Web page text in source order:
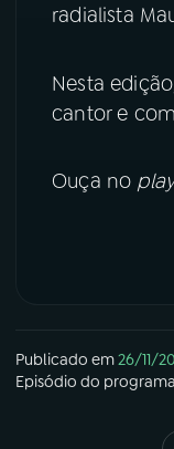
08FESTIVAL
ACOMPANHE A
radialista
Nesta
cantor e
Ouça no
Publicado em26/11/
Episódio do programa